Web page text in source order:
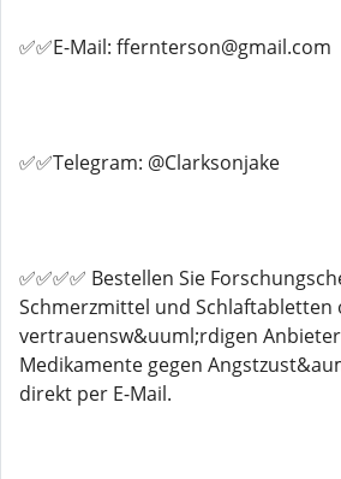
✅✅E-Mail: ffernterson@gmail.com
✅✅Telegram: @Clarksonjake
✅✅✅✅ Bestellen Sie
Schmerzmittel und Schlaftabletten
vertrauensw&uuml;rdigen
Medikamente gegen
direkt per E-Mail.